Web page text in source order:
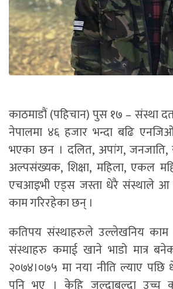
काठमाडौं (पहिचान) पुस १७ – संस्था
नेपालमा ४६ हजार भन्दा बढि
भएका छन । दलित, अपांग,
अल्पसंख्यक, शिक्षा, महिला, एकल
एचआइभी एड्स जस्ता धेरै संस्थाले आ
काम गरिरहेका छन् ।
कतिपय संस्थाहरुले उल्लेखनिय
संस्थाहरु कमाई खाने भाडो मात्र
२०७४।०७५ मा नया नीति ल्याए